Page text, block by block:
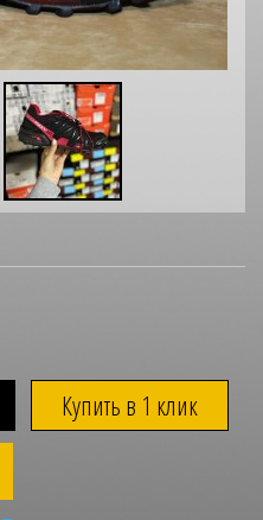
Купить в 1 клик